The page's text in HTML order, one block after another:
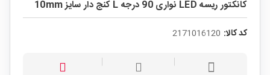
کانکتور ریسه LED نواری 90 درجه L کنج دار سایز 10mm
کد کالا: 2171016120